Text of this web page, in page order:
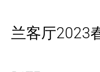
兰客厅2023